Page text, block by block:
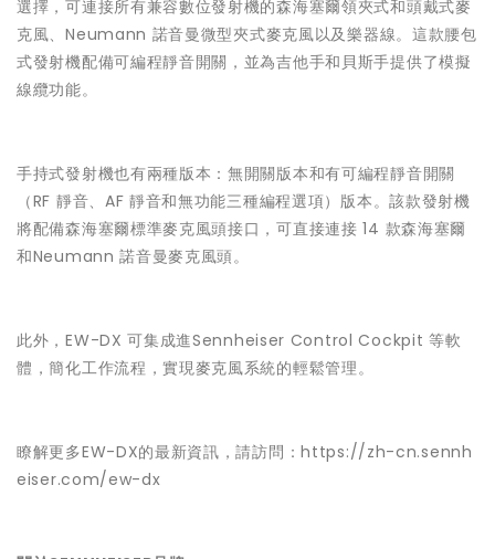
選擇，可連接所有兼容數位發射機的森海塞爾領夾式和頭戴式麥
克風、Neumann 諾音曼微型夾式麥克風以及樂器線。這款腰包
式發射機配備可編程靜音開關，並為吉他手和貝斯手提供了模擬
線纜功能。
手持式發射機也有兩種版本：無開關版本和有可編程靜音開關
（RF 靜音、AF 靜音和無功能三種編程選項）版本。該款發射機
將配備森海塞爾標準麥克風頭接口，可直接連接 14 款森海塞爾
和Neumann 諾音曼麥克風頭。
此外，EW-DX 可集成進Sennheiser Control Cockpit 等軟
體，簡化工作流程，實現麥克風系統的輕鬆管理。
瞭解更多EW-DX的最新資訊，請訪問：https://zh-cn.sennh
eiser.com/ew-dx